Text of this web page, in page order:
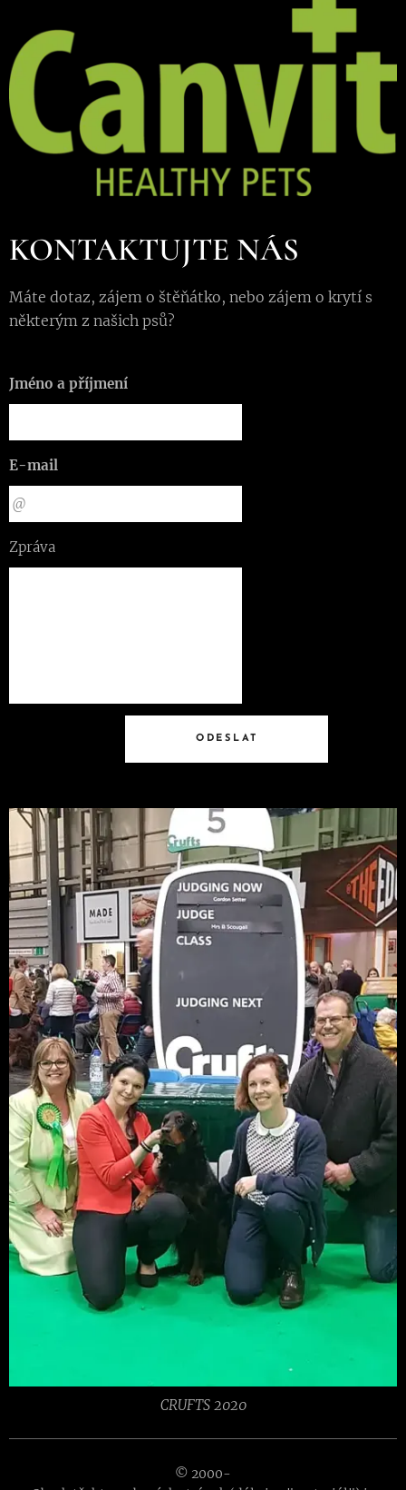
KONTAKTUJTE NÁS
Máte dotaz, zájem o štěňátko, nebo zájem o krytí s
některým z našich psů?
Jméno a příjmení
E-mail
Zpráva
ODESLAT
CRUFTS 2020
© 2000-